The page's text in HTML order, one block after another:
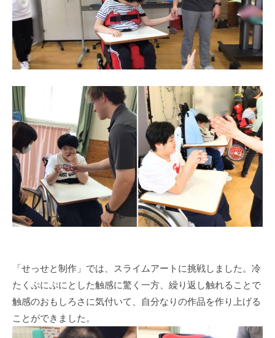
「せっせと制作」では、スライムアートに挑戦しました。冷
たくぷにぷにとした触感に驚く一方、繰り返し触れることで
触感のおもしろさに気付いて、自分なりの作品を作り上げる
ことができました。